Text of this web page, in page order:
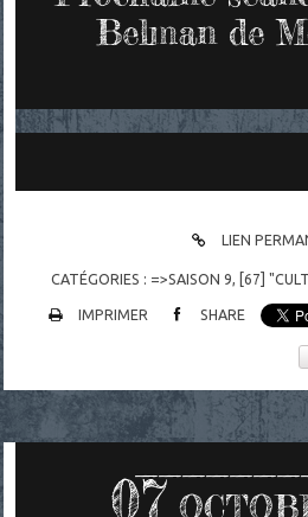
Belman de
LIEN
CATÉGORIES : =>SAISON 9 [67]
IMPRIMER SHARE
07